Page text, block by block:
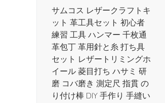
サムコス レザークラフトキ
ット 革工具セット 初心者
練習 工具 ハンマー 千枚通
革包丁 革用針と糸 打ち具
セット レザートリミングホ
イール 菱目打ち ハサミ 研
磨 コバ磨き 測定尺 指貫 の
り付け棒 DIY 手作り 手縫い